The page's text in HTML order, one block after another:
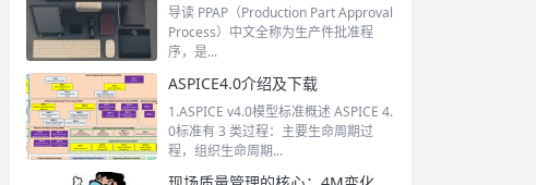
导读 PPAP（Production Part Approval
Process）中文全称为生产件批准程
序，是...
ASPICE4.0介绍及下载
1.ASPICE v4.0模型标准概述 ASPICE 4.
0标准有 3 类过程：主要生命周期过
程，组织生命周期...